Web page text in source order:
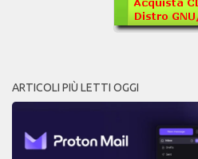
ARTICOLI PIÙ LETTI OGGI